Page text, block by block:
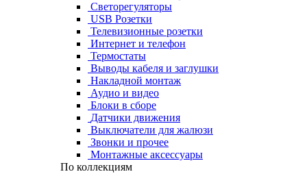
Светорегуляторы
USB Розетки
Телевизионные розетки
Интернет и телефон
Термостаты
Выводы кабеля и заглушки
Накладной монтаж
Аудио и видео
Блоки в сборе
Датчики движения
Выключатели для жалюзи
Звонки и прочее
Монтажные аксессуары
По коллекциям